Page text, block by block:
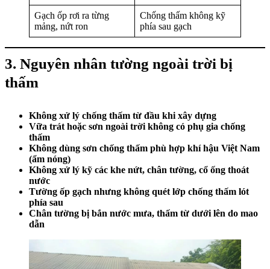
Gạch ốp rơi ra từng
mảng, nứt ron
Chống thấm không kỹ
phía sau gạch
3. Nguyên nhân tường ngoài trời bị
thấm
Không xử lý chống thấm từ đầu khi xây dựng
Vữa trát hoặc sơn ngoài trời không có phụ gia chống
thấm
Không dùng sơn chống thấm phù hợp khí hậu Việt Nam
(ẩm nóng)
Không xử lý kỹ các khe nứt, chân tường, cổ ống thoát
nước
Tường ốp gạch nhưng không quét lớp chống thấm lót
phía sau
Chân tường bị bắn nước mưa, thấm từ dưới lên do mao
dẫn